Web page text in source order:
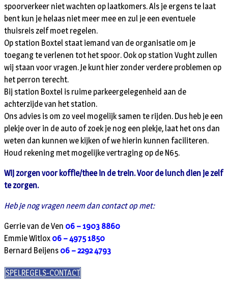
spoorverkeer niet wachten op laatkomers. Als je ergens te laat
bent kun je helaas niet meer mee en zul je een eventuele
thuisreis zelf moet regelen.
Op station Boxtel staat iemand van de organisatie om je
toegang te verlenen tot het spoor. Ook op station Vught zullen
wij staan voor vragen. Je kunt hier zonder verdere problemen op
het perron terecht.
Bij station Boxtel is ruime parkeergelegenheid aan de
achterzijde van het station.
Ons advies is om zo veel mogelijk samen te rijden. Dus heb je een
plekje over in de auto of zoek je nog een plekje, laat het ons dan
weten dan kunnen we kijken of we hierin kunnen faciliteren.
Houd rekening met mogelijke vertraging op de N65.
Wij zorgen voor koffie/thee in de trein. Voor de lunch dien je zelf
te zorgen.
Heb je nog vragen neem dan contact op met:
Gerrie van de Ven 06 – 1903 8860
Emmie Witlox 06 – 4975 1850
Bernard Beijens 06 – 2292 4793
SPELREGELS-CONTACT